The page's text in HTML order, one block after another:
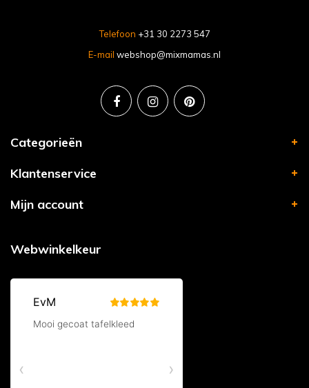
Telefoon +31 30 2273 547
E-mail webshop@mixmamas.nl
Categorieën
Klantenservice
Mijn account
Webwinkelkeur